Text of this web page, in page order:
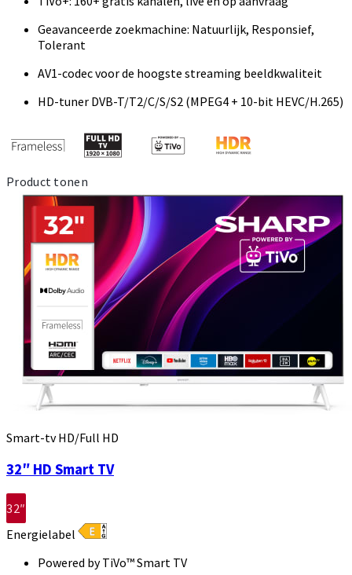
Geavanceerde zoekmachine: Natuurlijk, Responsief,
Tolerant
AV1-codec voor de hoogste streaming beeldkwaliteit
HD-tuner DVB-T/T2/C/S/S2 (MPEG4 + 10-bit HEVC/H.265)
Product tonen
Smart-tv HD/Full HD
32″ HD Smart TV
32″
Energielabel
Powered by TiVo™ Smart TV